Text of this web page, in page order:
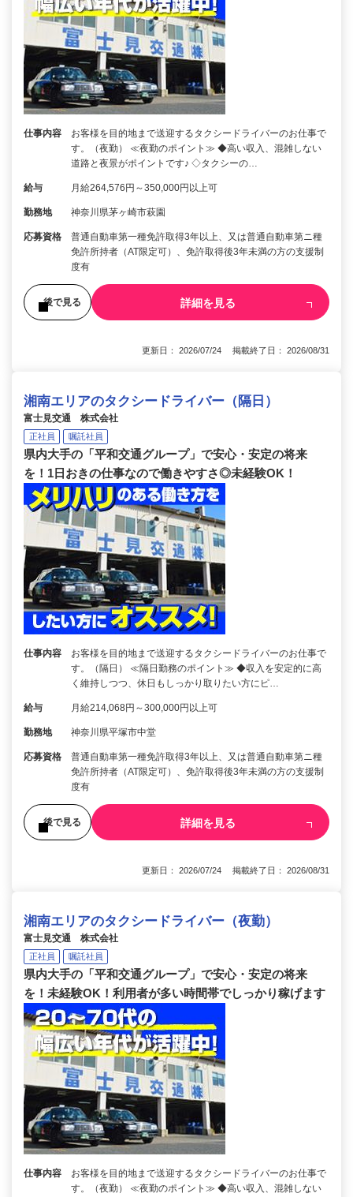
仕事内容
お客様を目的地まで送迎するタクシードライバーのお仕事で
す。（夜勤） ≪夜勤のポイント≫ ◆高い収入、混雑しない
道路と夜景がポイントです♪ ◇タクシーの…
給与 月給264,576円～350,000円以上可
勤務地 神奈川県茅ヶ崎市萩園
応募資格
普通自動車第一種免許取得3年以上、又は普通自動車第ニ種
免許所持者（AT限定可）、免許取得後3年未満の方の支援制
度有
後で見る 詳細を見る
更新日： 2026/07/24 掲載終了日： 2026/08/31
湘南エリアのタクシードライバー（隔日）
富士見交通 株式会社
正社員 嘱託社員
県内大手の「平和交通グループ」で安心・安定の将来
を！1日おきの仕事なので働きやすさ◎未経験OK！
仕事内容
お客様を目的地まで送迎するタクシードライバーのお仕事で
す。（隔日） ≪隔日勤務のポイント≫ ◆収入を安定的に高
く維持しつつ、休日もしっかり取りたい方にピ…
給与 月給214,068円～300,000円以上可
勤務地 神奈川県平塚市中堂
応募資格
普通自動車第一種免許取得3年以上、又は普通自動車第ニ種
免許所持者（AT限定可）、免許取得後3年未満の方の支援制
度有
後で見る 詳細を見る
更新日： 2026/07/24 掲載終了日： 2026/08/31
湘南エリアのタクシードライバー（夜勤）
富士見交通 株式会社
正社員 嘱託社員
県内大手の「平和交通グループ」で安心・安定の将来
を！未経験OK！利用者が多い時間帯でしっかり稼げます
仕事内容
お客様を目的地まで送迎するタクシードライバーのお仕事で
す。（夜勤） ≪夜勤のポイント≫ ◆高い収入、混雑しない